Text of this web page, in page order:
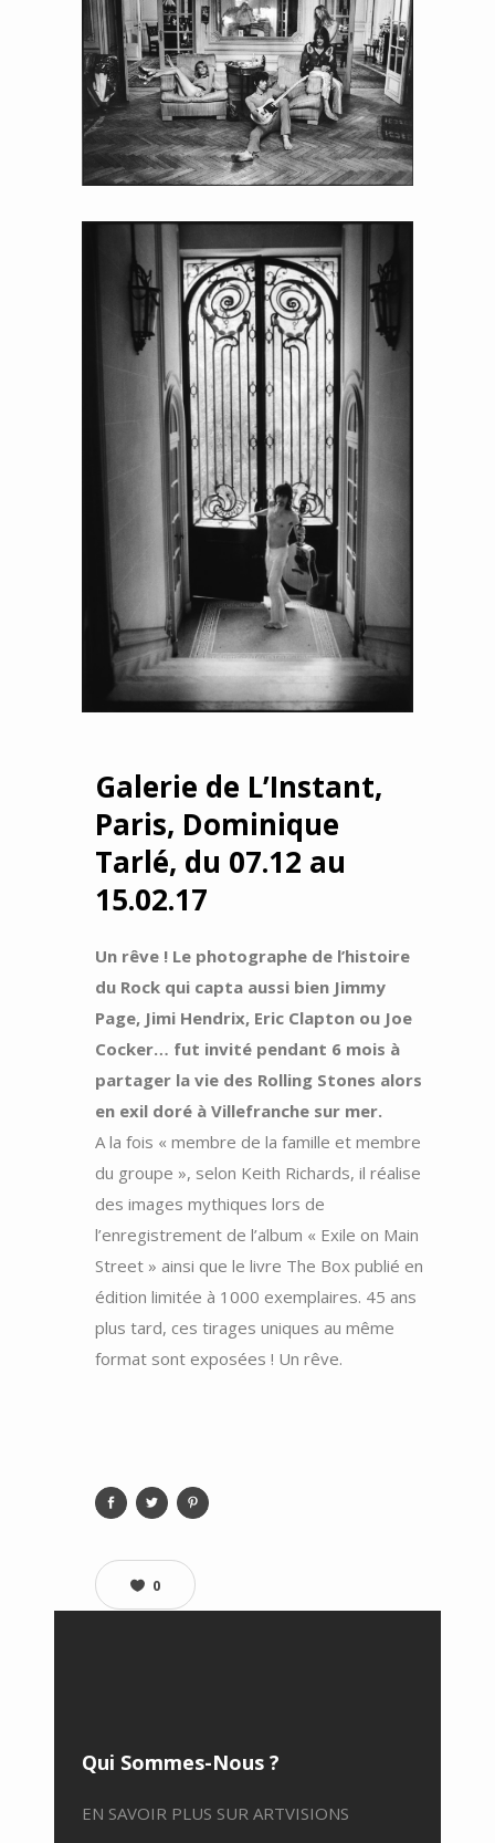
Galerie de L’Instant,
Paris, Dominique
Tarlé, du 07.12 au
15.02.17
Un rêve ! Le photographe de l’histoire
du Rock qui capta aussi bien Jimmy
Page, Jimi Hendrix, Eric Clapton ou Joe
Cocker… fut invité pendant 6 mois à
partager la vie des Rolling Stones alors
en exil doré à Villefranche sur mer.
A la fois « membre de la famille et membre
du groupe », selon Keith Richards, il réalise
des images mythiques lors de
l’enregistrement de l’album « Exile on Main
Street » ainsi que le livre The Box publié en
édition limitée à 1000 exemplaires. 45 ans
plus tard, ces tirages uniques au même
format sont exposées ! Un rêve.
0
Qui Sommes-Nous ?
EN SAVOIR PLUS SUR ARTVISIONS